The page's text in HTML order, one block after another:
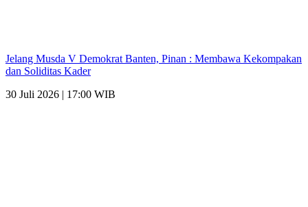
Jelang Musda V Demokrat Banten, Pinan : Membawa Kekompakan
dan Soliditas Kader
30 Juli 2026 | 17:00 WIB